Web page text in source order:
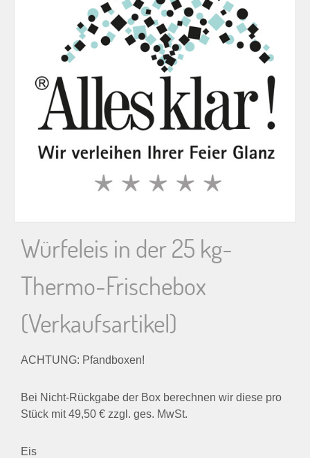
a
h
Würfeleis in der 25 kg-
Thermo-Frischebox
(Verkaufsartikel)
ACHTUNG: Pfandboxen!
Bei Nicht-Rückgabe der Box berechnen wir diese pro
Stück mit 49,50 € zzgl. ges. MwSt.
Eis